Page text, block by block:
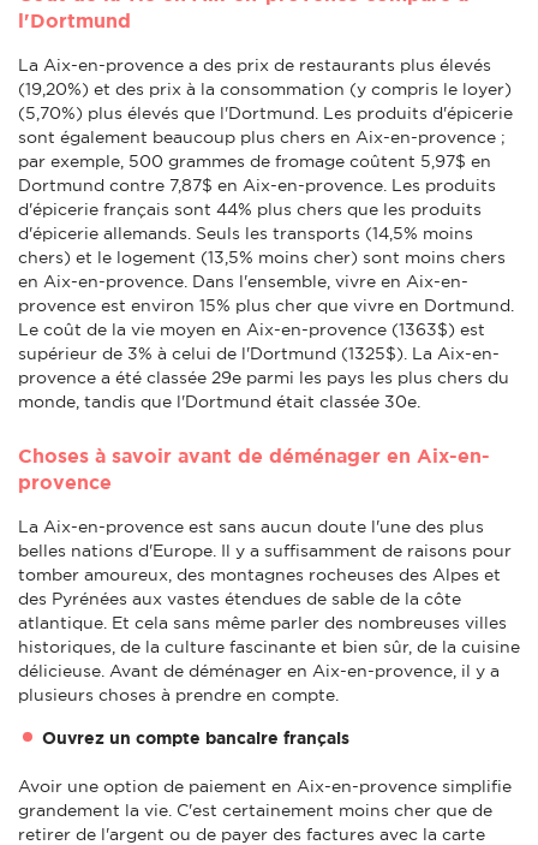
l'Dortmund
La Aix-en-provence a des prix de restaurants plus élevés
(19,20%) et des prix à la consommation (y compris le loyer)
(5,70%) plus élevés que l'Dortmund. Les produits d'épicerie
sont également beaucoup plus chers en Aix-en-provence ;
par exemple, 500 grammes de fromage coûtent 5,97$ en
Dortmund contre 7,87$ en Aix-en-provence. Les produits
d'épicerie français sont 44% plus chers que les produits
d'épicerie allemands. Seuls les transports (14,5% moins
chers) et le logement (13,5% moins cher) sont moins chers
en Aix-en-provence. Dans l'ensemble, vivre en Aix-en-
provence est environ 15% plus cher que vivre en Dortmund.
Le coût de la vie moyen en Aix-en-provence (1363$) est
supérieur de 3% à celui de l'Dortmund (1325$). La Aix-en-
provence a été classée 29e parmi les pays les plus chers du
monde, tandis que l'Dortmund était classée 30e.
Choses à savoir avant de déménager en Aix-en-
provence
La Aix-en-provence est sans aucun doute l'une des plus
belles nations d'Europe. Il y a suffisamment de raisons pour
tomber amoureux, des montagnes rocheuses des Alpes et
des Pyrénées aux vastes étendues de sable de la côte
atlantique. Et cela sans même parler des nombreuses villes
historiques, de la culture fascinante et bien sûr, de la cuisine
délicieuse. Avant de déménager en Aix-en-provence, il y a
plusieurs choses à prendre en compte.
Ouvrez un compte bancaire français
Avoir une option de paiement en Aix-en-provence simplifie
grandement la vie. C'est certainement moins cher que de
retirer de l'argent ou de payer des factures avec la carte